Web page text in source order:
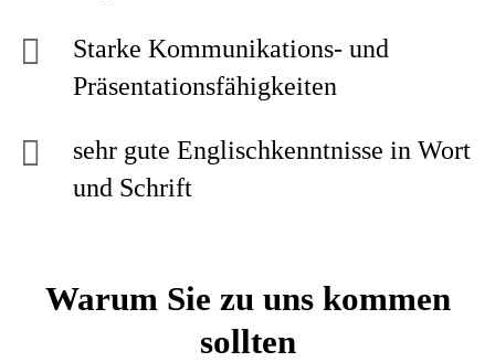
Starke Kommunikations- und
Präsentationsfähigkeiten
sehr gute Englischkenntnisse in Wort
und Schrift
Warum Sie zu uns kommen
sollten